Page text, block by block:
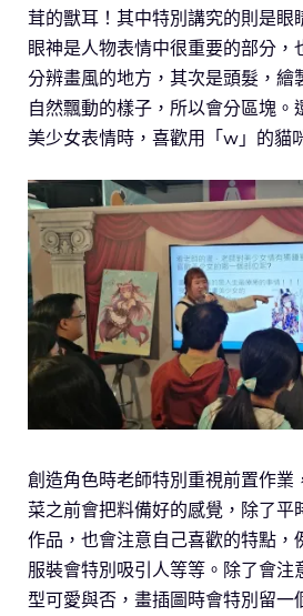
茸的獸耳！其中特別講究的則是眼
眼神是人物表情中很重要的部分，
分辨畫風的地方，其次是頭髮，繪
自然飄動的樣子，所以會分區塊。
美少女表情時，喜歡用「w」的貓
創造角色時老師特別重視前置作業
菜之前會把料備好的感覺，除了平
作品，也會注意自己喜歡的特點，
服裝會特別吸引人等等。除了會注
型可愛與否，畫插圖時會特別留一